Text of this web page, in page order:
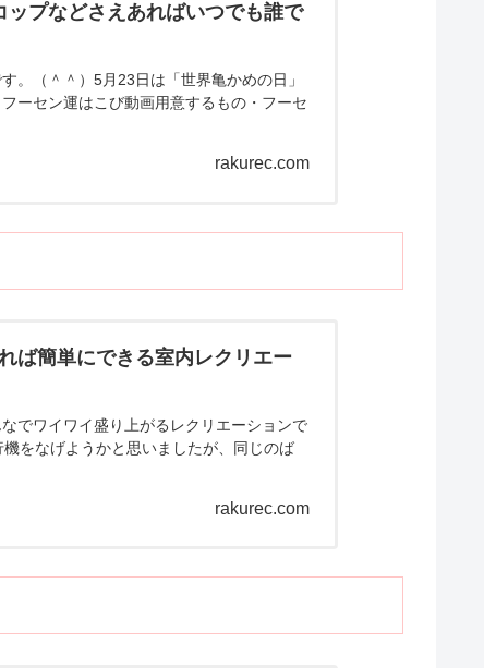
ップなどさえあればいつでも誰で
。（＾＾）5月23日は「世界亀かめの日」
ーセン運はこび動画用意するもの・フーセ
rakurec.com
ば簡単にできる室内レクリエー
でワイワイ盛り上がるレクリエーションで
をなげようかと思いましたが、同じのば
rakurec.com